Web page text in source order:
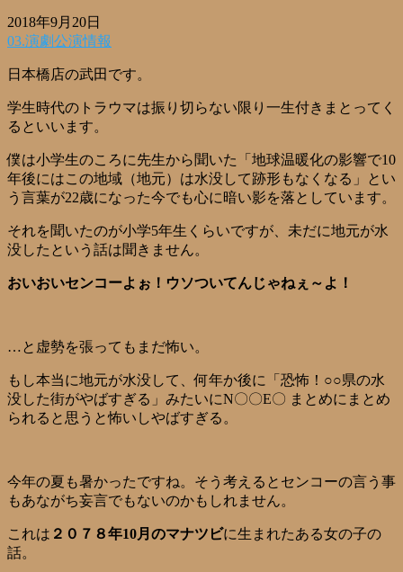
2018年9月20日
03.演劇公演情報
日本橋店の武田です。
学生時代のトラウマは振り切らない限り一生付きまとってく
るといいます。
僕は小学生のころに先生から聞いた「地球温暖化の影響で10
年後にはこの地域（地元）は水没して跡形もなくなる」とい
う言葉が22歳になった今でも心に暗い影を落としています。
それを聞いたのが小学5年生くらいですが、未だに地元が水
没したという話は聞きません。
おいおいセンコーよぉ！ウソついてんじゃねぇ～よ！
…と虚勢を張ってもまだ怖い。
もし本当に地元が水没して、何年か後に「恐怖！○○県の水
没した街がやばすぎる」みたいにN〇〇E〇 まとめにまとめ
られると思うと怖いしやばすぎる。
今年の夏も暑かったですね。そう考えるとセンコーの言う事
もあながち妄言でもないのかもしれません。
これは ２０７８年10月のマナツビに生まれたある女の子の
話。